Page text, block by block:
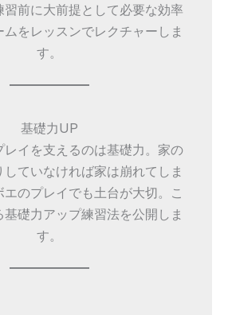
習前に大前提として必要な効率
をレッスンでレクチャーしま
す。
基礎力UP
レイを支えるのは基礎力。家の
ていなければ家は崩れてしま
エのプレイでも土台が大切。こ
礎力アップ練習法を公開しま
す。